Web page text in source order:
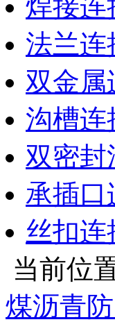
焊接连
法兰连
双金属
沟槽连
双密封
承插口
丝扣连
当前位
煤沥青